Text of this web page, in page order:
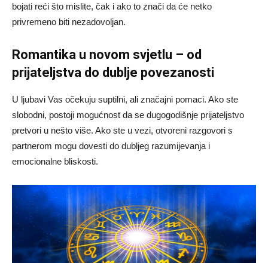
bojati reći što mislite, čak i ako to znači da će netko
privremeno biti nezadovoljan.
Romantika u novom svjetlu – od
prijateljstva do dublje povezanosti
U ljubavi Vas očekuju suptilni, ali značajni pomaci. Ako ste
slobodni, postoji mogućnost da se dugogodišnje prijateljstvo
pretvori u nešto više. Ako ste u vezi, otvoreni razgovori s
partnerom mogu dovesti do dubljeg razumijevanja i
emocionalne bliskosti.